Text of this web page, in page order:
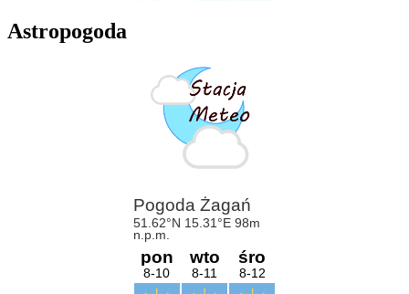
Astropogoda